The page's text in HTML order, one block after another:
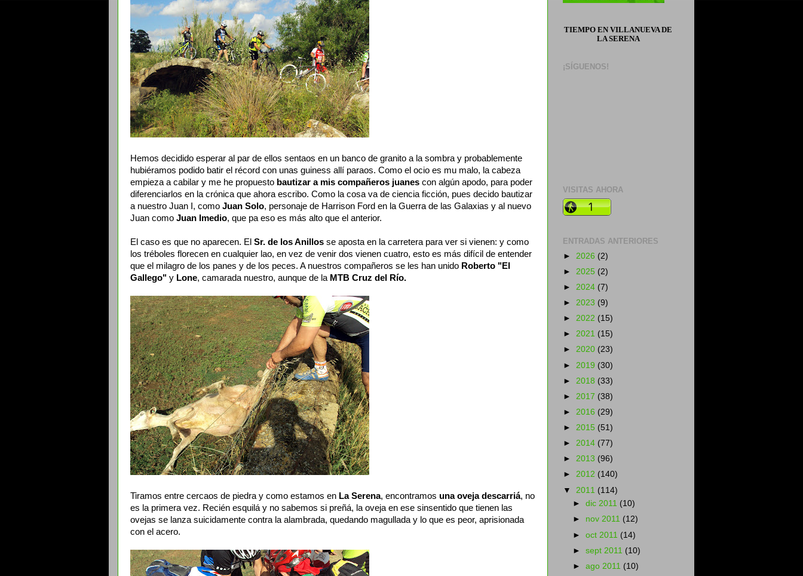
Hemos decidido esperar al par de ellos sentaos en un banco de granito a la sombra y probablemente
hubiéramos podido batir el récord con unas guiness allí paraos. Como el ocio es mu malo, la cabeza
empieza a cabilar y me he propuesto bautizar a mis compañeros juanes con algún apodo, para poder
diferenciarlos en la crónica que ahora escribo. Como la cosa va de ciencia ficción, pues decido bautizar
a nuestro Juan I, como Juan Solo, personaje de Harrison Ford en la Guerra de las Galaxias y al nuevo
Juan como Juan Imedio, que pa eso es más alto que el anterior.
El caso es que no aparecen. El Sr. de los Anillos se aposta en la carretera para ver si vienen: y como
los tréboles florecen en cualquier lao, en vez de venir dos vienen cuatro, esto es más difícil de entender
que el milagro de los panes y de los peces. A nuestros compañeros se les han unido Roberto "El
Gallego" y Lone, camarada nuestro, aunque de la MTB Cruz del Río.
Tiramos entre cercaos de piedra y como estamos en La Serena, encontramos una oveja descarriá, no
es la primera vez. Recién esquilá y no sabemos si preñá, la oveja en ese sinsentido que tienen las
ovejas se lanza suicidamente contra la alambrada, quedando magullada y lo que es peor, aprisionada
con el acero.
TIEMPO EN VILLANUEVA DE
LA SERENA
¡SÍGUENOS!
VISITAS AHORA
ENTRADAS ANTERIORES
► 2026 (2)
► 2025 (2)
► 2024 (7)
► 2023 (9)
► 2022 (15)
► 2021 (15)
► 2020 (23)
► 2019 (30)
► 2018 (33)
► 2017 (38)
► 2016 (29)
► 2015 (51)
► 2014 (77)
► 2013 (96)
► 2012 (140)
▼ 2011 (114)
►dic 2011 (10)
► nov 2011 (12)
►oct 2011 (14)
►sept 2011 (10)
►ago 2011 (10)